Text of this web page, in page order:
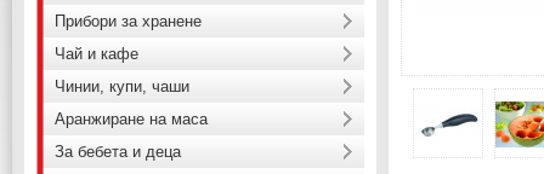
Прибори за хранене
Чай и кафе
Чинии, купи, чаши
Аранжиране на маса
За бебета и деца